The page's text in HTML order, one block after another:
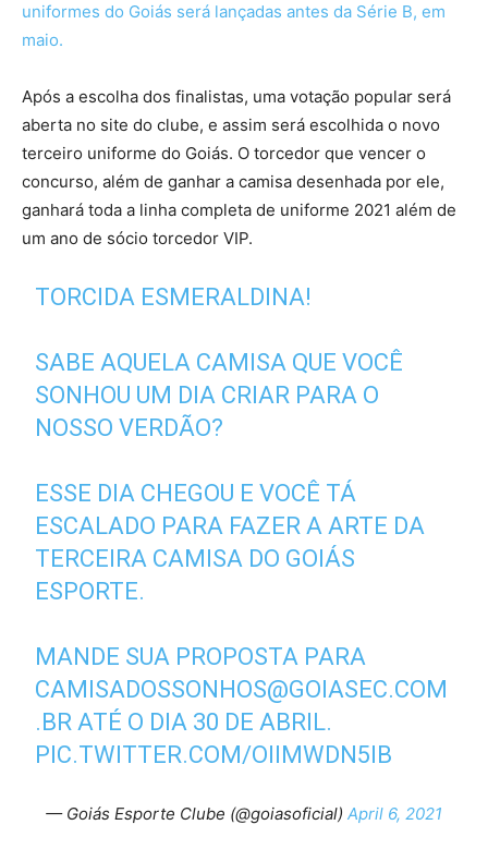
uniformes do Goiás será lançadas antes da Série B, em
maio.
Após a escolha dos finalistas, uma votação popular será
aberta no site do clube, e assim será escolhida o novo
terceiro uniforme do Goiás. O torcedor que vencer o
concurso, além de ganhar a camisa desenhada por ele,
ganhará toda a linha completa de uniforme 2021 além de
um ano de sócio torcedor VIP.
TORCIDA ESMERALDINA!
SABE AQUELA CAMISA QUE VOCÊ
SONHOU UM DIA CRIAR PARA O
NOSSO VERDÃO?
ESSE DIA CHEGOU E VOCÊ TÁ
ESCALADO PARA FAZER A ARTE DA
TERCEIRA CAMISA DO GOIÁS
ESPORTE.
MANDE SUA PROPOSTA PARA
CAMISADOSSONHOS@GOIASEC.COM
.BR ATÉ O DIA 30 DE ABRIL.
PIC.TWITTER.COM/OIIMWDN5IB
— Goiás Esporte Clube (@goiasoficial) April 6, 2021